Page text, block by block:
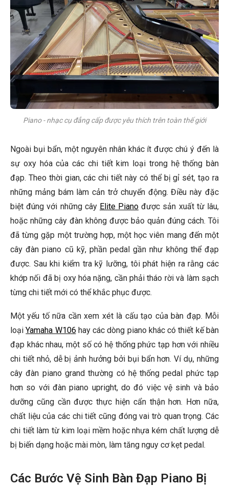
Piano - nhạc cụ đẳng cấp được yêu thích trên toàn thế giới
Ngoài bụi bẩn, một nguyên nhân khác ít được chú ý đến là
sự oxy hóa của các chi tiết kim loại trong hệ thống bàn
đạp. Theo thời gian, các chi tiết này có thể bị gỉ sét, tạo ra
những mảng bám làm cản trở chuyển động. Điều này đặc
biệt đúng với những cây Elite Piano được sản xuất từ lâu,
hoặc những cây đàn không được bảo quản đúng cách. Tôi
đã từng gặp một trường hợp, một học viên mang đến một
cây đàn piano cũ kỹ, phần pedal gần như không thể đạp
được. Sau khi kiểm tra kỹ lưỡng, tôi phát hiện ra rằng các
khớp nối đã bị oxy hóa nặng, cần phải tháo rời và làm sạch
từng chi tiết mới có thể khắc phục được.
Một yếu tố nữa cần xem xét là cấu tạo của bàn đạp. Mỗi
loạiYamaha W106 hay các dòng piano khác có thiết kế bàn
đạp khác nhau, một số có hệ thống phức tạp hơn với nhiều
chi tiết nhỏ, dễ bị ảnh hưởng bởi bụi bẩn hơn. Ví dụ, những
cây đàn piano grand thường có hệ thống pedal phức tạp
hơn so với đàn piano upright, do đó việc vệ sinh và bảo
dưỡng cũng cần được thực hiện cẩn thận hơn. Hơn nữa,
chất liệu của các chi tiết cũng đóng vai trò quan trọng. Các
chi tiết làm từ kim loại mềm hoặc nhựa kém chất lượng dễ
bị biến dạng hoặc mài mòn, làm tăng nguy cơ kẹt pedal.
Các Bước Vệ Sinh Bàn Đạp Piano Bị